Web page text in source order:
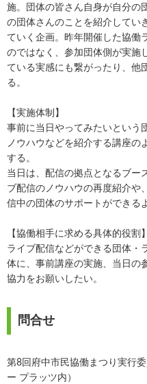
施。団体の皆さん自身が自分の
の団体さんのことを紹介してい
ていく企画。昨年開催した協働
のではなく、参加団体側が実施
ている実感にも繋がったり、他
る。
【実施体制】
事前に当日やってみたいという
ノウハウなどを紹介する講座の
する。
当日は、配信の拠点となるブー
ブ配信のノウハウの再度紹介や
信中の団体のサポートができる
【協働相手に求める具体的役割】
ライブ配信などができる団体・
体に、事前講座の実施、当日の
協力をお願いしたい。
問合せ
第8回府中市民協働まつり実行
ー プラッツ内）